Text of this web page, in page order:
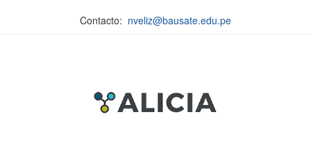
Contacto: nveliz@bausate.edu.pe